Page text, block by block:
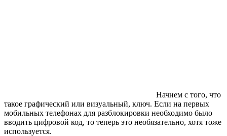
Начнем с того, что
такое графический или визуальный, ключ. Если на первых
мобильных телефонах для разблокировки необходимо было
вводить цифровой код, то теперь это необязательно, хотя тоже
используется.